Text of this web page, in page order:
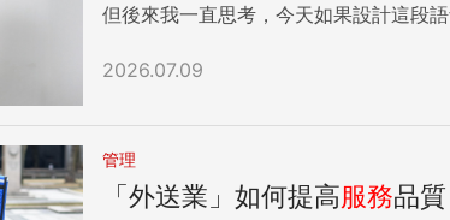
但後來我一直思考，今天如果設計這段
2026.07.09
管理
「外送業」如何提高服務品